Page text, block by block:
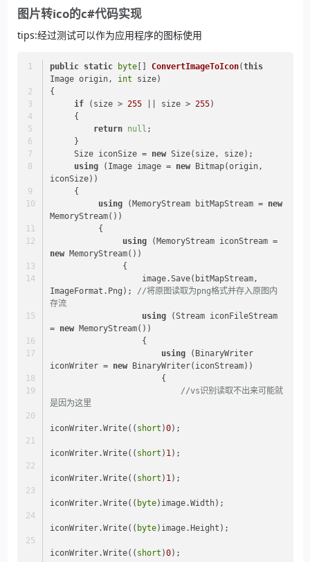
图片转ico的c#代码实现
tips:经过测试可以作为应用程序的图标使用
public static byte[] ConvertImageToIcon(this
Image origin, int size)
{
if (size > 255 || size > 255)
     {
return null ;
     }
     Size iconSize =
new Size(size, size);
using (Image image = new Bitmap(origin,
iconSize))
     {
using (MemoryStream bitMapStream = new
MemoryStream())
          {
using
(MemoryStream iconStream =
new MemoryStream())
               {
ImageFormat.Png); //将原图读取为png格式并存入原图内
存流
using (Stream iconFileStream
= new MemoryStream())
                   {
using (BinaryWriter
iconWriter = new BinaryWriter(iconStream))
                       {
//vs识别读取不出来可能就
是因为这里
iconWriter.Write(( short )0);
iconWriter.Write(( short ) 1);
iconWriter.Write(( short ) 1);
iconWriter.Write(( byte)image.Width);
iconWriter.Write(( byte)image.Height);
iconWriter.Write(( short )0);